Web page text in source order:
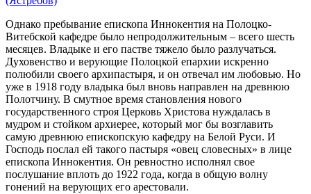
Однако пребывание епископа Иннокентия на Полоцко-
Витебской кафедре было непродолжительным – всего шесть
месяцев. Владыке и его пастве тяжело было разлучаться.
Духовенство и верующие Полоцкой епархии искренно
полюбили своего архипастыря, и он отвечал им любовью. Но
уже в 1918 году владыка был вновь направлен на древнюю
Полотчину. В смутное время становления нового
государственного строя Церковь Христова нуждалась в
мудром и стойком архиерее, который мог бы возглавить
самую древнюю епископскую кафедру на Белой Руси. И
Господь послал ей такого пастыря «овец словесных» в лице
епископа Иннокентия. Он ревностно исполнял свое
послушание вплоть до 1922 года, когда в общую волну
гонений на верующих его арестовали.